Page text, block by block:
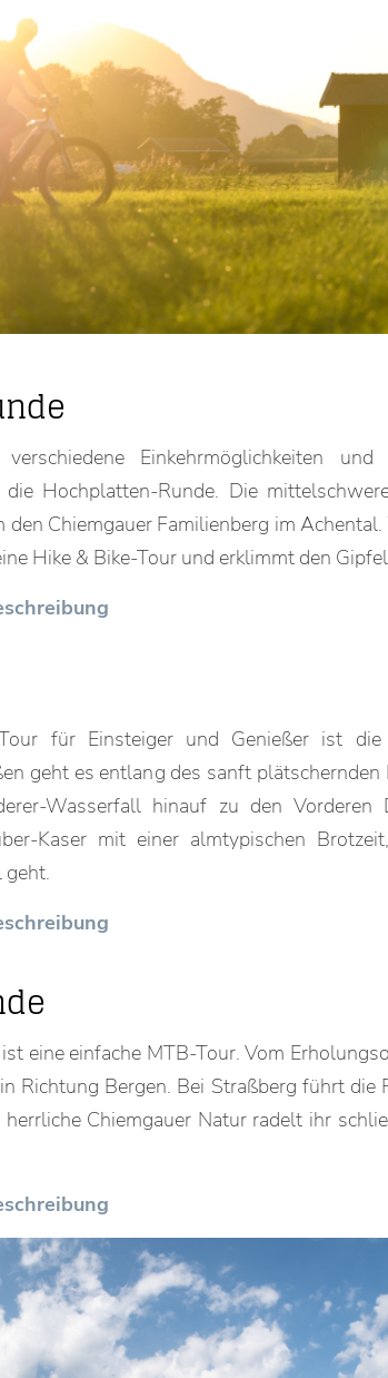
Einkehrmöglichkeiten
die Hochplatten-Runde. Die
Chiemgauer Familienberg im
Hike & Bike-Tour und erklimmt den
für Einsteiger und Genießer ist
geht es entlang des sanft plätschernden
Wasserfall hinauf zu den Vorderen
Kaser mit einer almtypischen
geht.
eine einfache MTB-Tour. Vom
Richtung Bergen. Bei Straßberg führt die
Chiemgauer Natur radelt ihr